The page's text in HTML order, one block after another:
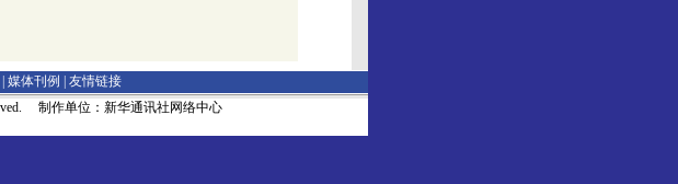
媒体刊例
友情链接
制作单位：新华通讯社网络中心